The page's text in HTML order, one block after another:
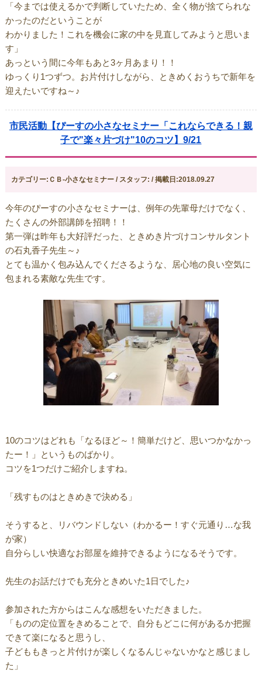
「今までは使えるかで判断していたため、全く物が捨てられな
かったのだということが
わかりました！これを機会に家の中を見直してみようと思いま
す」
あっという間に今年もあと3ヶ月あまり！！
ゆっくり1つずつ。お片付けしながら、ときめくおうちで新年を
迎えたいですね～♪
市民活動【ぴーすの小さなセミナー「これならできる！親
子で"楽々片づけ"10のコツ】9/21
カテゴリー:ＣＢ-小さなセミナー / スタッフ: / 掲載日:2018.09.27
今年のぴーすの小さなセミナーは、例年の先輩母だけでなく、
たくさんの外部講師を招聘！！
第一弾は昨年も大好評だった、ときめき片づけコンサルタント
の石丸香子先生～♪
とても温かく包み込んでくださるような、居心地の良い空気に
包まれる素敵な先生です。
10のコツはどれも「なるほど～！簡単だけど、思いつかなかっ
たー！」というものばかり。
コツを1つだけご紹介しますね。
「残すものはときめきで決める」
そうすると、リバウンドしない（わかるー！すぐ元通り…な我
が家）
自分らしい快適なお部屋を維持できるようになるそうです。
先生のお話だけでも充分ときめいた1日でした♪
参加された方からはこんな感想をいただきました。
「ものの定位置をきめることで、自分もどこに何があるか把握
できて楽になると思うし、
子どももきっと片付けが楽しくなるんじゃないかなと感じまし
た」